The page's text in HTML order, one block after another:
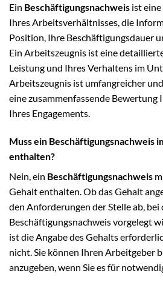
Ein Beschäftigungsnachweis ist
Ihres Arbeitsverhältnisses, die
Position, Ihre Beschäftigungsdauer
Ein Arbeitszeugnis ist eine
Leistung und Ihres Verhaltens im
Arbeitszeugnis ist umfangreicher
eine zusammenfassende Bewertung
Ihres Engagements.
Muss ein Beschäftigungsnachweis
enthalten?
Nein, ein Beschäftigungsnachweis
Gehalt enthalten. Ob das Gehalt
den Anforderungen der Stelle ab, bei
Beschäftigungsnachweis vorgelegt
ist die Angabe des Gehalts
nicht. Sie können Ihren Arbeitgeber
anzugeben, wenn Sie es für